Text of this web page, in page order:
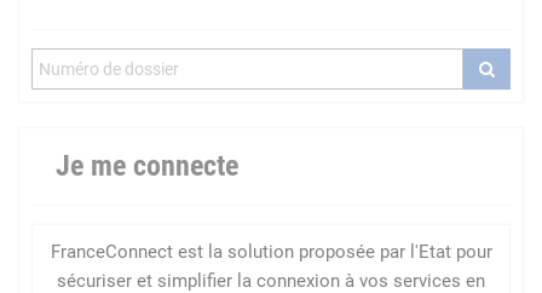
Je me connecte
FranceConnect est la solution proposée par l'Etat pour
sécuriser et simplifier la connexion à vos services en